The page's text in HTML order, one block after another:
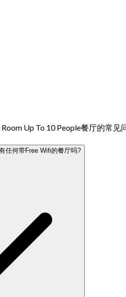
Up To 10 People餐厅的常见
任何带Free Wifi的餐厅吗?